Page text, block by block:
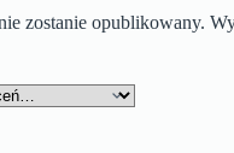
zostanie opublikowany.